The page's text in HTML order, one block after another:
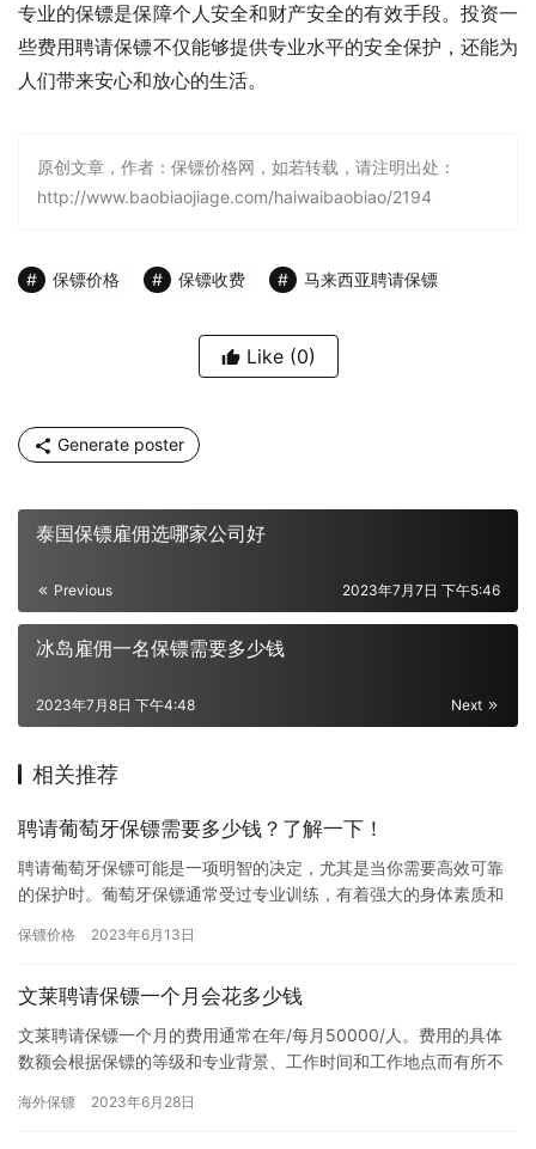
专业的保镖是保障个人安全和财产安全的有效手段。投资一
些费用聘请保镖不仅能够提供专业水平的安全保护，还能为
人们带来安心和放心的生活。
原创文章，作者：保镖价格网，如若转载，请注明出处：
http://www.baobiaojiage.com/haiwaibaobiao/2194
保镖价格 保镖收费 马来西亚聘请保镖
Like (0)
Generate poster
泰国保镖雇佣选哪家公司好
Previous 2023年7月7日 下午5:46
冰岛雇佣一名保镖需要多少钱
Next
2023年7月8日 下午4:48
相关推荐
聘请葡萄牙保镖需要多少钱？了解一下！
聘请葡萄牙保镖可能是一项明智的决定，尤其是当你需要高效可靠
的保护时。葡萄牙保镖通常受过专业训练，有着强大的身体素质和
会好奇…
保镖价格 2023年6月13日
文莱聘请保镖一个月会花多少钱
文莱聘请保镖一个月的费用通常在年/每月50000/人。费用的具体
数额会根据保镖的等级和专业背景、工作时间和工作地点而有所不
海外保镖 2023年6月28日